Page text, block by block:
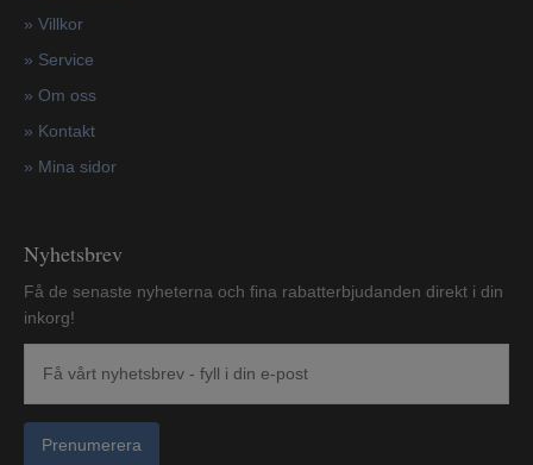
» Villkor
» Service
» Om oss
» Kontakt
» Mina sidor
Nyhetsbrev
Få de senaste nyheterna och fina rabatterbjudanden direkt i din
inkorg!
Prenumerera